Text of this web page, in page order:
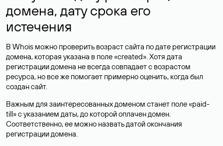
домена, дату срока его
истечения
В Whois можно проверить возраст сайта по дате регистрации
домена, которая указана в поле «created». Хотя дата
регистрации домена не всегда совпадает с возрастом
ресурса, но все же помогает примерно оценить, когда был
создан сайт.
Важным для заинтересованных доменом станет поле «paid-
till» с указанием даты, до которой оплачен домен.
Соответственно, ее можно назвать датой окончания
регистрации домена.